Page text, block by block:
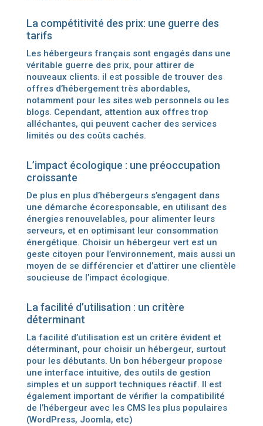
La compétitivité des prix: une guerre des
tarifs
Les hébergeurs français sont engagés dans une
véritable guerre des prix, pour attirer de
nouveaux clients. il est possible de trouver des
offres d’hébergement très abordables,
notamment pour les sites web personnels ou les
blogs. Cependant, attention aux offres trop
alléchantes, qui peuvent cacher des services
limités ou des coûts cachés.
L’impact écologique : une préoccupation
croissante
De plus en plus d’hébergeurs s’engagent dans
une démarche écoresponsable, en utilisant des
énergies renouvelables, pour alimenter leurs
serveurs, et en optimisant leur consommation
énergétique. Choisir un hébergeur vert est un
geste citoyen pour l’environnement, mais aussi un
moyen de se différencier et d’attirer une clientèle
soucieuse de l’impact écologique.
La facilité d’utilisation : un critère
déterminant
La facilité d’utilisation est un critère évident et
déterminant, pour choisir un hébergeur, surtout
pour les débutants. Un bon hébergeur propose
une interface intuitive, des outils de gestion
simples et un support techniques réactif. Il est
également important de vérifier la compatibilité
de l’hébergeur avec les CMS les plus populaires
(WordPress, Joomla, etc)